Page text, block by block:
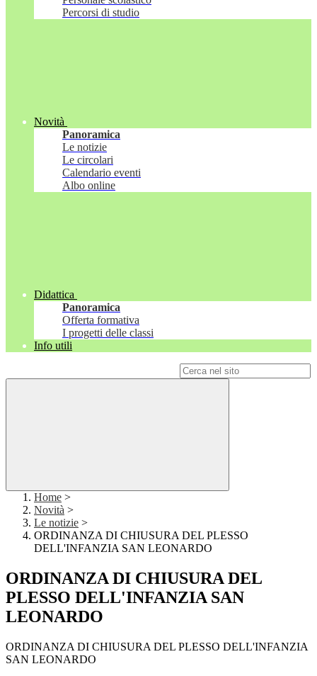
Percorsi di studio
Novità
Panoramica
Le notizie
Le circolari
Calendario eventi
Albo online
Didattica
Panoramica
Offerta formativa
I progetti delle classi
Info utili
Home >
Novità >
Le notizie >
ORDINANZA DI CHIUSURA DEL PLESSO
DELL'INFANZIA SAN LEONARDO
ORDINANZA DI CHIUSURA DEL
PLESSO DELL'INFANZIA SAN
LEONARDO
ORDINANZA DI CHIUSURA DEL PLESSO DELL'INFANZIA
SAN LEONARDO